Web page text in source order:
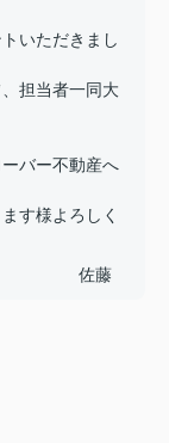
いただきまし
担当者一同大
バー不動産へ
す様よろしく
佐藤